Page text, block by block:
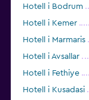
Hotell i Bodrum
Hotell i Kemer
Hotell i Marmaris
Hotell i Avsallar
Hotell i Fethiye
Hotell i Kusadasi